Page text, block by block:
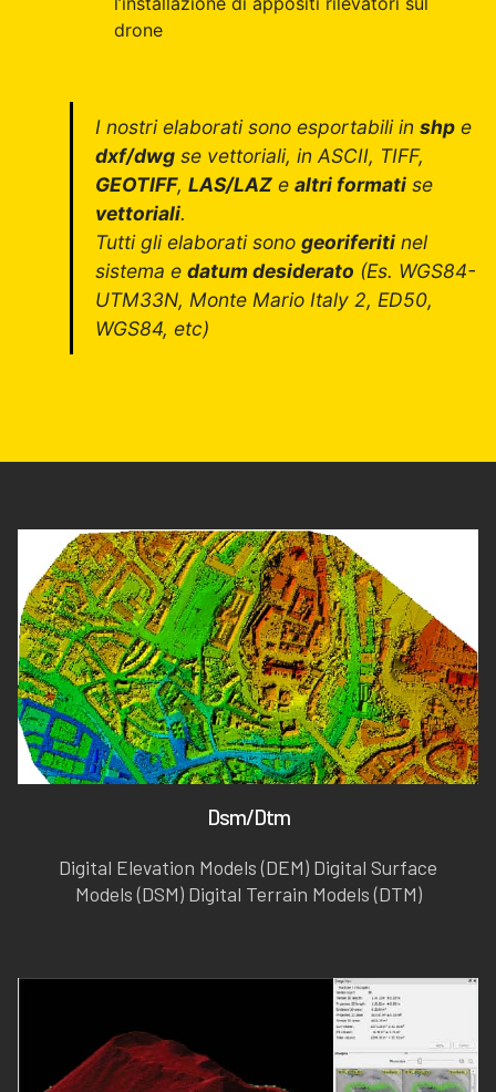
drone
I nostri elaborati sono esportabili in shp e
dxf/dwg se vettoriali, in ASCII, TIFF,
GEOTIFF, LAS/LAZ e altri formati se
vettoriali.
Tutti gli elaborati sono georiferiti nel
sistema e datum desiderato (Es. WGS84-
UTM33N, Monte Mario Italy 2, ED50,
WGS84, etc)
Dsm/Dtm
Digital Elevation Models (DEM) Digital Surface
Models (DSM) Digital Terrain Models (DTM)